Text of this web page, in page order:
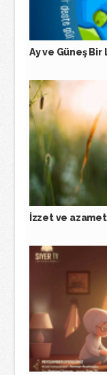
Ay ve Güneş Bir
İzzet ve